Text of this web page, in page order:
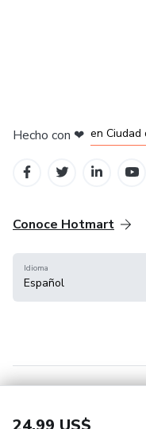
Hecho con ❤ en Ciudad
Conoce Hotmart
Idioma
Español